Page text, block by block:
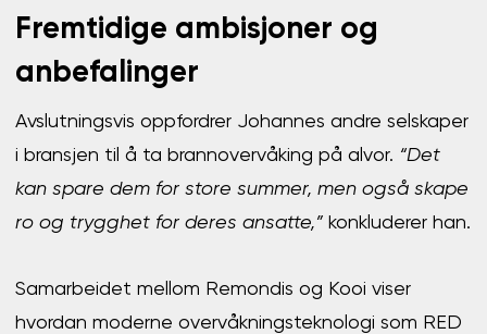
Fremtidige ambisjoner og
anbefalinger
Avslutningsvis oppfordrer Johannes andre selskaper
i bransjen til å ta brannovervåking på alvor. “Det
kan spare dem for store summer, men også skape
ro og trygghet for deres ansatte,”konkluderer han.
Samarbeidet mellom Remondis og Kooi viser
hvordan moderne overvåkningsteknologi som RED